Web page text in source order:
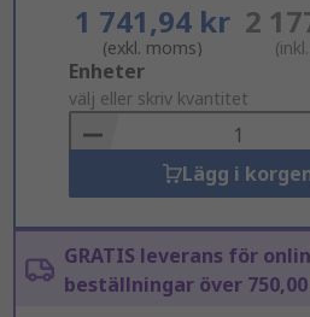
1 741,94 kr
(exkl. moms)
2
Add
to
Basket
Enheter
välj eller skriv kvantitet
Lägg i
GRATIS leverans för
beställningar över